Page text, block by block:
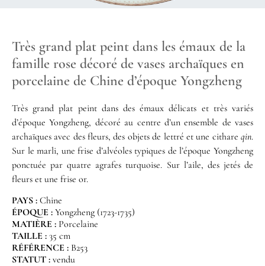
Très grand plat peint dans les émaux de la
famille rose décoré de vases archaïques en
porcelaine de Chine d’époque Yongzheng
Très grand plat peint dans des émaux délicats et très variés
d’époque Yongzheng, décoré au centre d’un ensemble de vases
archaïques avec des fleurs, des objets de lettré et une cithare qin.
Sur le marli, une frise d’alvéoles typiques de l’époque Yongzheng
ponctuée par quatre agrafes turquoise. Sur l’aile, des jetés de
fleurs et une frise or.
PAYS : Chine
ÉPOQUE : Yongzheng (1723-1735)
MATIÈRE : Porcelaine
TAILLE : 35 cm
RÉFÉRENCE : B253
STATUT : vendu